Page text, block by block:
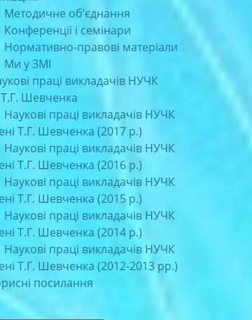
Методичне об’єднання
Конференції і семінари
Нормативно-правові матеріали
Ми у ЗМІ
праці викладачів НУЧК
Т.Г. Шевченка
Наукові праці викладачів НУЧК
Т.Г. Шевченка (2017 р.)
Наукові праці викладачів НУЧК
Т.Г. Шевченка (2016 р.)
Наукові праці викладачів НУЧК
Т.Г. Шевченка (2015 р.)
Наукові праці викладачів НУЧК
Т.Г. Шевченка (2014 р.)
Наукові праці викладачів НУЧК
Т.Г. Шевченка (2012-2013 рр.)
посилання